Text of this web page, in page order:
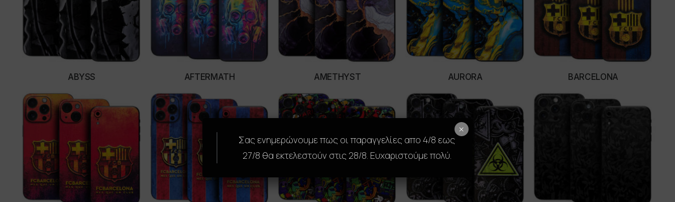
ABYSS AFTERMATH AMETHYST AURORA BARCELONA
Σας ενημερώνουμε πως οι παραγγελίες απο 4/8 εως
27/8 θα εκτελεστούν στις 28/8. Ευχαριστούμε πολύ.
×